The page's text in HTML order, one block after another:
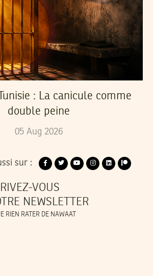
: La canicule comme
double peine
05 Aug 2026
sur :
VOUS
NEWSLETTER
RIEN RATER DE NAWAAT